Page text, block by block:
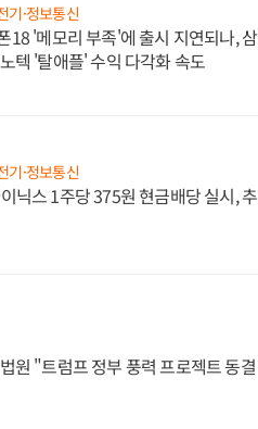
기·정보통신
18 '메모리 부족'에 출시 지연되나,
텍 '탈애플' 수익 다각화 속도
기·정보통신
닉스 1주당 375원 현금배당 실시,
원 "트럼프 정부 풍력 프로젝트 동